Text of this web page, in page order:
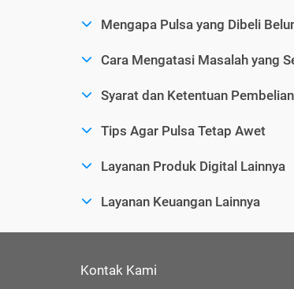
Mengapa Pulsa yang Dibeli
Cara Mengatasi Masalah yang
Syarat dan Ketentuan
Tips Agar Pulsa Tetap Awet
Layanan Produk Digital Lainnya
Layanan Keuangan Lainnya
Kontak Kami